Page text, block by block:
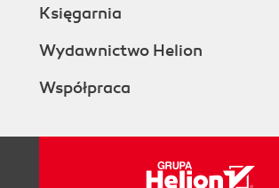
Księgarnia
Wydawnictwo Helion
Współpraca